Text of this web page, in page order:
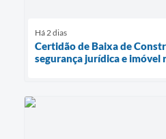
Há 2 dias
Certidão de Baixa de
segurança jurídica e imóvel